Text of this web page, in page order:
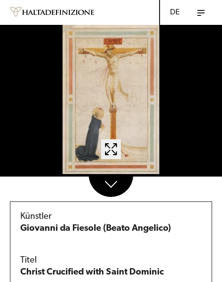
DE
Künstler
Giovanni da Fiesole (Beato Angelico)
Titel
Christ Crucified with Saint Dominic